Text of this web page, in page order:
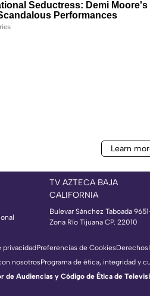
TV AZTECA BAJA
CALIFORNIA
Bulevar Sánchez Taboada
Zona Río Tijuana CP. 22010
privacidadPreferencias de CookiesDerechos
nosotrosPrograma de ética, integridad y
de Audiencias y Código de Ética de